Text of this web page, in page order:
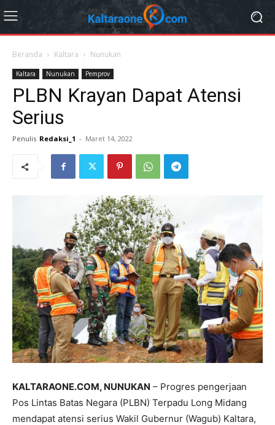
Beranda Kaltara Nunukan
Kaltara Nunukan Pemprov
PLBN Krayan Dapat Atensi
Serius
Penulis Redaksi_1 - Maret 14, 2022
KALTARAONE.COM, NUNUKAN – Progres pengerjaan
Pos Lintas Batas Negara (PLBN) Terpadu Long Midang
mendapat atensi serius Wakil Gubernur (Wagub) Kaltara,